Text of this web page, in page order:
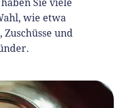
Sie viele
wie etwa
und